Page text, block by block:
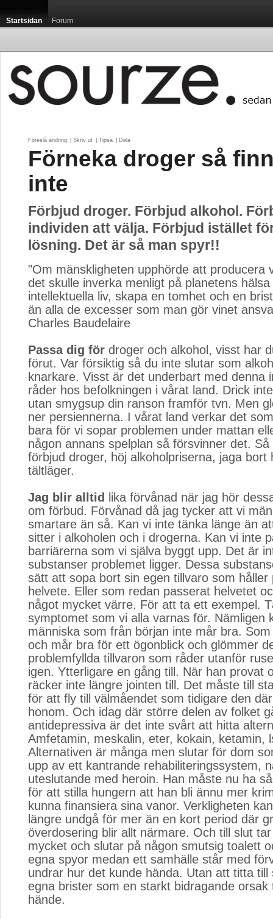
Startsidan Forum
Föreslå ändring Skriv ut Tipsa Dela
Förneka droger så
inte
Förbjud droger. Förbjud alkohol.
individen att välja. Förbjud istället
lösning. Det är så man spyr!!
"Om mänskligheten upphörde att producera
det skulle inverka menligt på planetens
intellektuella liv, skapa en tomhet och en
än alla de excesser som man gör vinet
Charles Baudelaire
Passa dig för droger och alkohol, visst har
förut. Var försiktig så du inte slutar som
knarkare. Visst är det underbart med denna
råder hos befolkningen i vårat land. Drick
utan smygsup din ranson framför tvn. Men
ner persiennerna. I vårat land verkar det
bara för vi sopar problemen under mattan
någon annans spelplan så försvinner det.
förbjud droger, höj alkoholpriserna, jaga bort
tältläger.
Jag blir alltid
lika förvånad när jag hör
om förbud. Förvånad då jag tycker att vi
smartare än så. Kan vi inte tänka länge än
sitter i alkoholen och i drogerna. Kan vi inte
barriärerna som vi själva byggt upp. Det är
substanser problemet ligger. Dessa
sätt att sopa bort sin egen tillvaro som håller
helvete. Eller som redan passerat helvetet
något mycket värre. För att ta ett exempel.
symptomet som vi alla varnas för. Nämligen
människa som från början inte mår bra.
och mår bra för ett ögonblick och glömmer
problemfyllda tillvaron som råder utanför
igen. Ytterligare en gång till. När han provat
räcker inte längre jointen till. Det måste till
för att fly till välmåendet som tidigare den
honom. Och idag där större delen av folket
antidepressiva är det inte svårt att hitta
Amfetamin, meskalin, eter, kokain, ketamin,
Alternativen är många men slutar för dom
upp av ett kantrande rehabiliteringssystem,
uteslutande med heroin. Han måste nu ha
för att stilla hungern att han bli ännu mer
kunna finansiera sina vanor. Verkligheten
längre undgå för mer än en kort period där
överdosering blir allt närmare. Och till slut
mycket och slutar på någon smutsig toalett
egna spyor medan ett samhälle står med
undrar hur det kunde hända. Utan att titta till
egna brister som en starkt bidragande orsak
hände.